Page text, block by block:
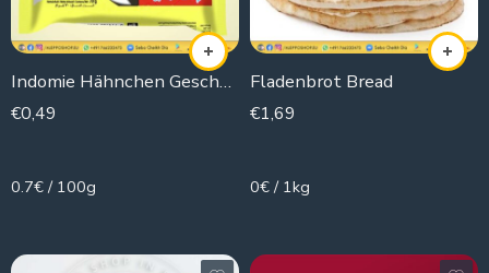
Indomie Hähnchen Geschmack
€0,49
0.7€ / 100g
Fladenbrot Bread
€1,69
5 Pack
0€ / 1kg